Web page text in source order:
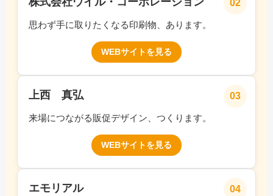
02
思わず手に取りたくなる印刷物、あります。
WEBサイトを見る
03
上西 真弘
来場につながる販促デザイン、つくります。
WEBサイトを見る
04
エモリアル